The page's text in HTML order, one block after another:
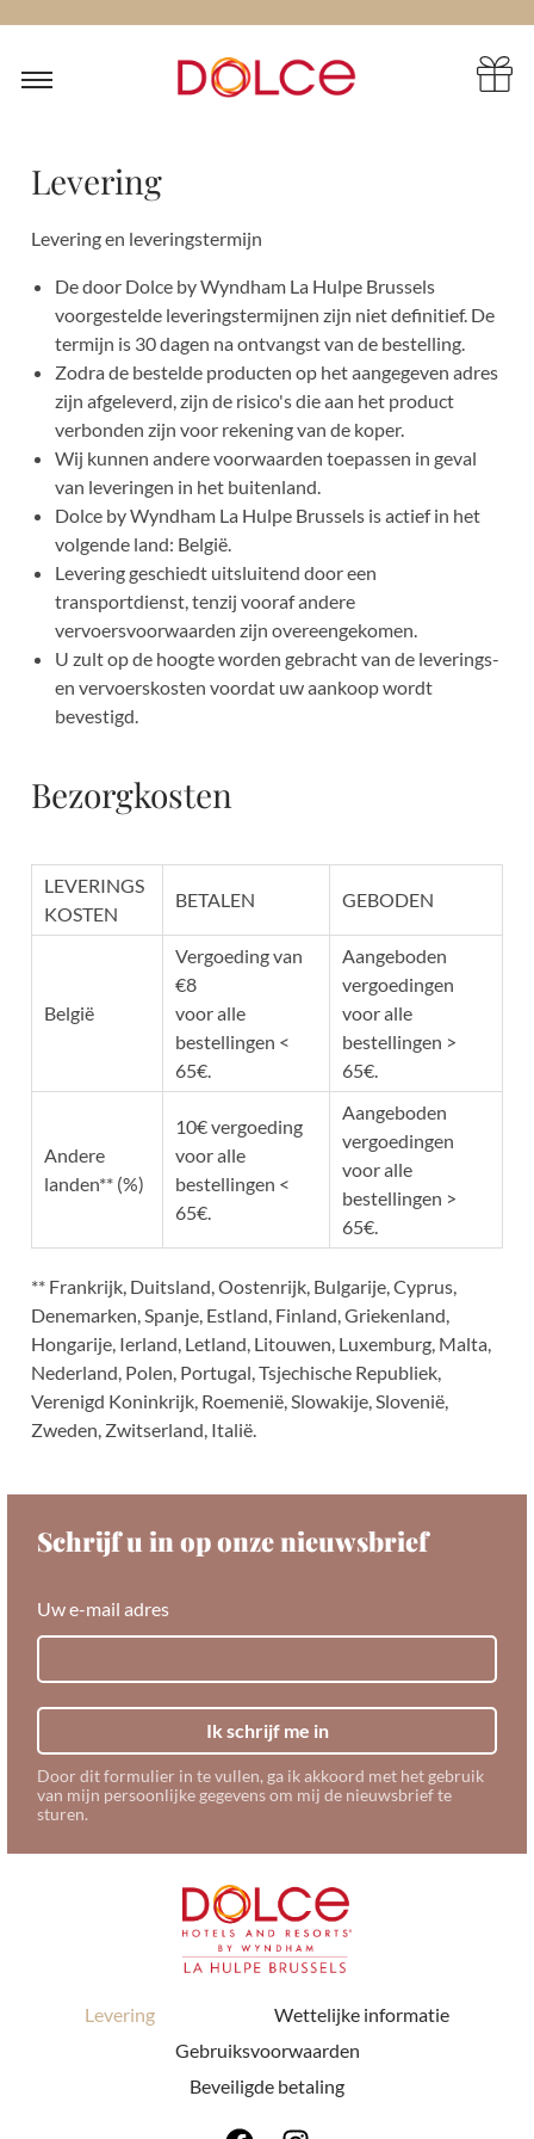
Levering
Levering en leveringstermijn
De door Dolce by Wyndham La Hulpe Brussels
voorgestelde leveringstermijnen zijn niet definitief. De
termijn is 30 dagen na ontvangst van de bestelling.
Zodra de bestelde producten op het aangegeven adres
zijn afgeleverd, zijn de risico's die aan het product
verbonden zijn voor rekening van de koper.
Wij kunnen andere voorwaarden toepassen in geval
van leveringen in het buitenland.
Dolce by Wyndham La Hulpe Brussels is actief in het
volgende land: België.
Levering geschiedt uitsluitend door een
transportdienst, tenzij vooraf andere
vervoersvoorwaarden zijn overeengekomen.
U zult op de hoogte worden gebracht van de leverings-
en vervoerskosten voordat uw aankoop wordt
bevestigd.
Bezorgkosten
LEVERINGS
KOSTEN
BETALEN GEBODEN
België
Vergoeding van
€8
voor alle
bestellingen <
65€.
Aangeboden
vergoedingen
voor alle
bestellingen >
65€.
Andere
landen** (%)
10€ vergoeding
voor alle
bestellingen <
65€.
Aangeboden
vergoedingen
voor alle
bestellingen >
65€.
** Frankrijk, Duitsland, Oostenrijk, Bulgarije, Cyprus,
Denemarken, Spanje, Estland, Finland, Griekenland,
Hongarije, Ierland, Letland, Litouwen, Luxemburg, Malta,
Nederland, Polen, Portugal, Tsjechische Republiek,
Verenigd Koninkrijk, Roemenië, Slowakije, Slovenië,
Zweden, Zwitserland, Italië.
Schrijf u in op onze nieuwsbrief
Uw e-mail adres
Ik schrijf me in
Door dit formulier in te vullen, ga ik akkoord met het gebruik
van mijn persoonlijke gegevens om mij de nieuwsbrief te
sturen.
Levering
Wettelijke informatie
Gebruiksvoorwaarden
Beveiligde betaling